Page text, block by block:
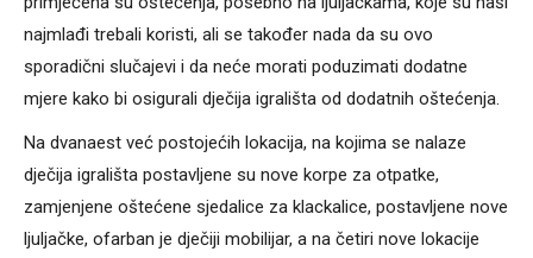
najmlađi trebali koristi, ali se također nada da su ovo
sporadični slučajevi i da neće morati poduzimati dodatne
mjere kako bi osigurali dječija igrališta od dodatnih oštećenja.
Na dvanaest već postojećih lokacija, na kojima se nalaze
dječija igrališta postavljene su nove korpe za otpatke,
zamjenjene oštećene sjedalice za klackalice, postavljene nove
ljuljačke, ofarban je dječiji mobilijar, a na četiri nove lokacije